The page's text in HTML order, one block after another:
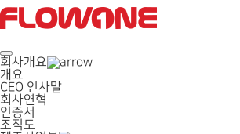
회사개요
개요
CEO 인사말
회사연혁
인증서
조직도